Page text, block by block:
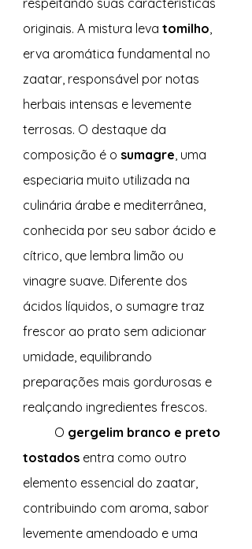
originais. A mistura leva tomilho
erva aromática fundamental no
zaatar, responsável por notas
herbais intensas e levemente
terrosas. O destaque da
composição é o sumagre , uma
especiaria muito utilizada na
culinária árabe e mediterrânea,
conhecida por seu sabor ácido e
cítrico, que lembra limão ou
vinagre suave. Diferente dos
ácidos líquidos, o sumagre traz
frescor ao prato sem adicionar
umidade, equilibrando
preparações mais gordurosas e
realçando ingredientes frescos.
	O
gergelim branco e preto
tostados entra como outro
elemento essencial do zaatar,
contribuindo com aroma, sabor
levemente amendoado e uma